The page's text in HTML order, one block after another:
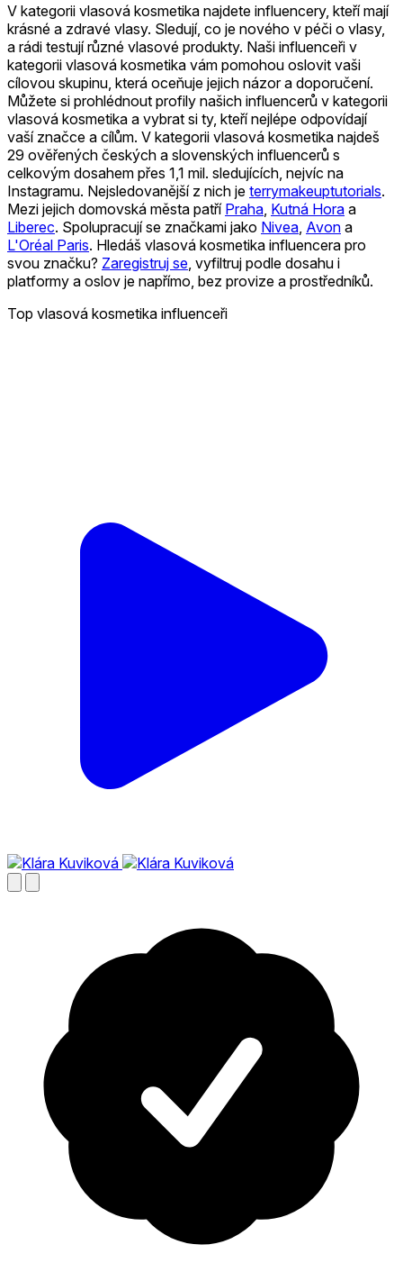
V kategorii vlasová kosmetika najdete influencery, kteří mají
krásné a zdravé vlasy. Sledují, co je nového v péči o vlasy,
a rádi testují různé vlasové produkty. Naši influenceři v
kategorii vlasová kosmetika vám pomohou oslovit vaši
cílovou skupinu, která oceňuje jejich názor a doporučení.
Můžete si prohlédnout profily našich influencerů v kategorii
vlasová kosmetika a vybrat si ty, kteří nejlépe odpovídají
vaší značce a cílům. V kategorii vlasová kosmetika najdeš
29 ověřených českých a slovenských influencerů s
celkovým dosahem přes 1,1 mil. sledujících, nejvíc na
Instagramu. Nejsledovanější z nich je terrymakeuptutorials.
Mezi jejich domovská města patří Praha Kutná Hora a
Liberec. Spolupracují se značkami jako Nivea Avon a
L'Oréal Paris. Hledáš vlasová kosmetika influencera pro
svou značku? Zaregistruj se , vyfiltruj podle dosahu i
platformy a oslov je napřímo, bez provize a prostředníků.
Top vlasová kosmetika influenceři